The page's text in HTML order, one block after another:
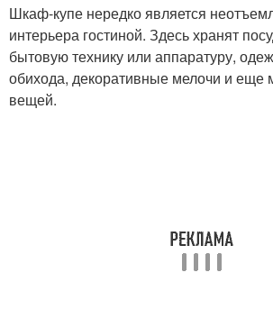
Шкаф-купе нередко является
интерьера гостиной. Здесь хранят
бытовую технику или аппаратуру,
обихода, декоративные мелочи и еще
вещей.